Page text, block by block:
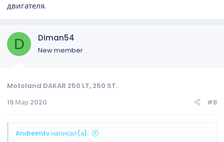
двигателя.
D Diman54
New member
Motoland DAKAR 250 LT, 250 ST.
19 Мар 2020
#8
Andreimtv написал(а):